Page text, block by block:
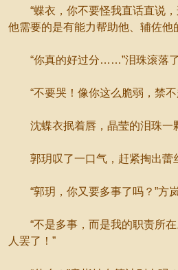
“蝶衣，你不要怪我直话直说，
他需要的是有能力帮助他、辅佐他
“你真的好过分……”泪珠滚落了
“不要哭！像你这么脆弱，禁不
沈蝶衣抿着唇，晶莹的泪珠一
郭玥叹了一口气，赶紧掏出蕾丝
“郭玥，你又要多事了吗？”方岚
“不是多事，而是我的职责所在
人罢了！”